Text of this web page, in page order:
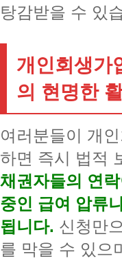
탕감받을 수 있
개인회생가
의 현명한
여러분들이 개
하면 즉시 법적
채권자들의 연
중인 급여 압류
됩니다. 신청만
를 막을 수 있으